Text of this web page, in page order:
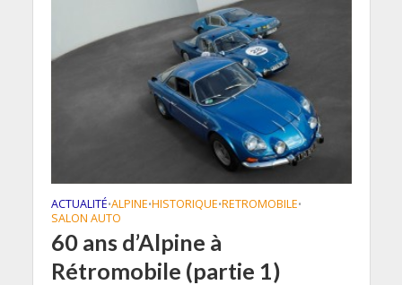
ACTUALITÉ•ALPINE•HISTORIQUE•RETROMOBILE•
SALON AUTO
60 ans d’Alpine à
Rétromobile (partie 1)